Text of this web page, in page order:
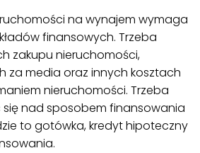
na wynajem wymaga
finansowych. Trzeba
zakupu nieruchomości,
za media oraz innych kosztach
nieruchomości. Trzeba
nad sposobem finansowania
to gotówka, kredyt hipoteczny